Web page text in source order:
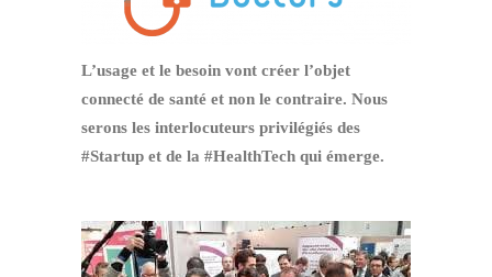
L’usage et le besoin vont créer l’objet
connecté de santé et non le contraire. Nous
serons les interlocuteurs privilégiés des
#Startup et de la #HealthTech qui émerge.